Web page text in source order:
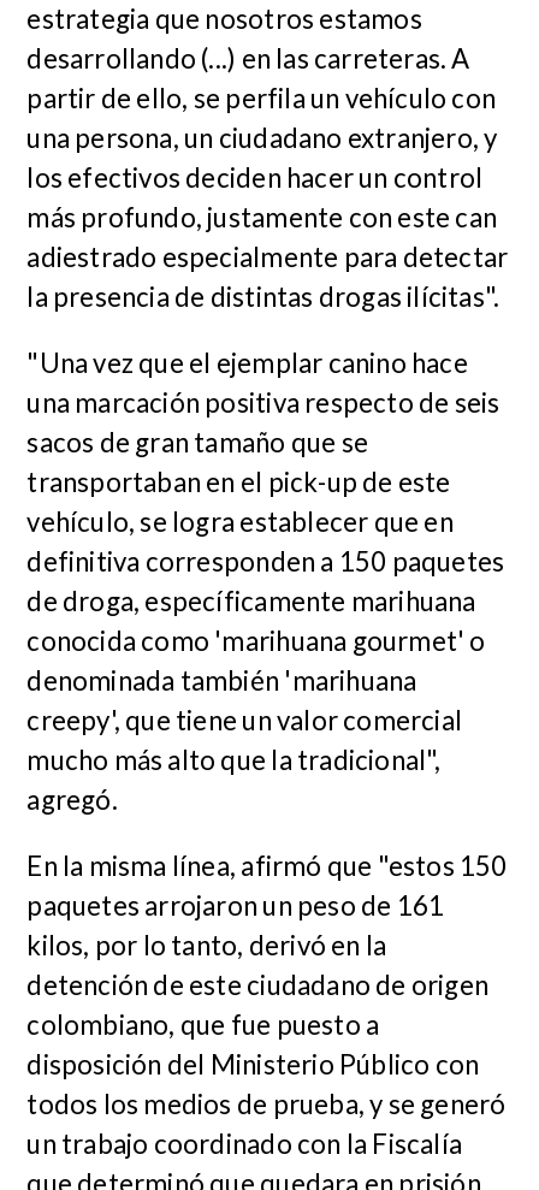
estrategia que nosotros estamos
desarrollando (...) en las carreteras. A
partir de ello, se perfila un vehículo con
una persona, un ciudadano extranjero, y
los efectivos deciden hacer un control
más profundo, justamente con este can
adiestrado especialmente para detectar
la presencia de distintas drogas ilícitas".
"Una vez que el ejemplar canino hace
una marcación positiva respecto de seis
sacos de gran tamaño que se
transportaban en el pick-up de este
vehículo, se logra establecer que en
definitiva corresponden a 150 paquetes
de droga, específicamente marihuana
conocida como 'marihuana gourmet' o
denominada también 'marihuana
creepy', que tiene un valor comercial
mucho más alto que la tradicional",
agregó.
En la misma línea, afirmó que "estos 150
paquetes arrojaron un peso de 161
kilos, por lo tanto, derivó en la
detención de este ciudadano de origen
colombiano, que fue puesto a
disposición del Ministerio Público con
todos los medios de prueba, y se generó
un trabajo coordinado con la Fiscalía